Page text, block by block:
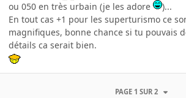
ou 050 en très urbain (je les adore
)...
En tout cas +1 pour les superturismo ce
magnifiques, bonne chance si tu pouvais
détails ca serait bien.
PAGE 1 SUR 2